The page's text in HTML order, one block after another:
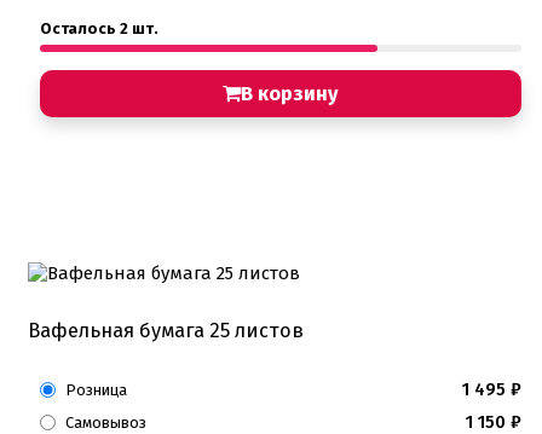
Осталось 2 шт.
В корзину
Вафельная бумага 25 листов
Розница 1 495 ₽
Самовывоз 1 150 ₽